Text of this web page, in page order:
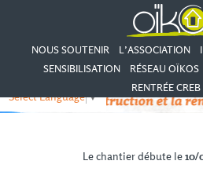
NOUS SOUTENIR L’ASSOCIATION
SENSIBILISATION
RÉSEAU OÏKOS
RENTRÉE
Select Language▼
Le chantier débute le10/